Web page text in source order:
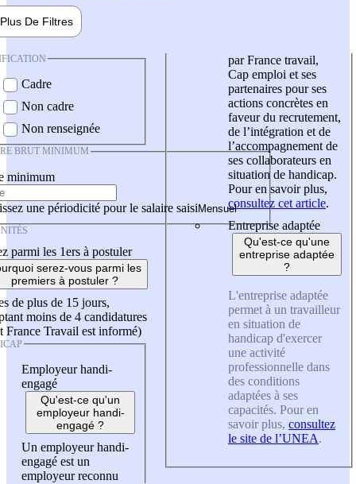
Plus De Filtres
Cadre
Non cadre
Non renseignée
BRUT MINIMUM
minimum
une périodicité pour le salaire saisi
parmi les 1ers à postuler
serez-vous parmi les
premiers à postuler ?
de plus de 15 jours,
moins de 4 candidatures
France Travail est informé)
Employeur handi-
engagé
Qu'est-ce qu'un
employeur handi-
engagé ?
Un employeur handi-
engagé est un
employeur reconnu
par France travail,
Cap emploi et ses
partenaires pour ses
actions concrètes en
faveur du recrutement,
de l’intégration et de
l’accompagnement de
ses collaborateurs en
situation de handicap.
Pour en savoir plus,
consultez cet article.
Entreprise adaptée
Qu'est-ce qu'une
entreprise adaptée
?
L'entreprise adaptée
permet à un travailleur
en situation de
handicap d'exercer
une activité
professionnelle dans
des conditions
adaptées à ses
capacités. Pour en
savoir plus, consultez
le site de l’UNEA.